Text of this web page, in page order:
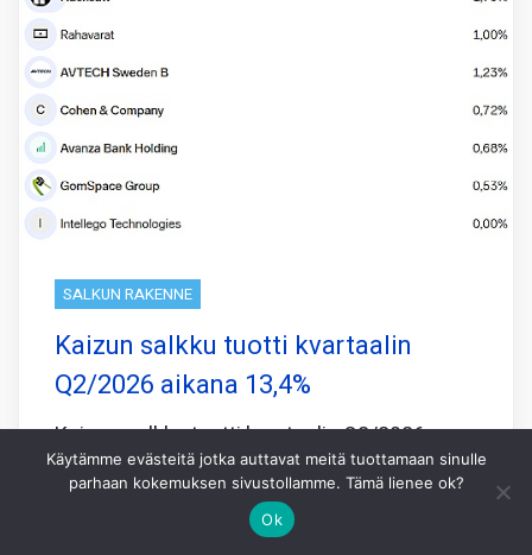
SALKUN RAKENNE
Kaizun salkku tuotti kvartaalin
Q2/2026 aikana 13,4%
Kaizun salkku tuotti kvartaalin Q2/2026
aikana 13,4% kun pohjoismainen
vertailuindeksi OMXN40 nousi samassa
Käytämme evästeitä jotka auttavat meitä tuottamaan sinulle
parhaan kokemuksen sivustollamme. Tämä lienee ok?
Ok